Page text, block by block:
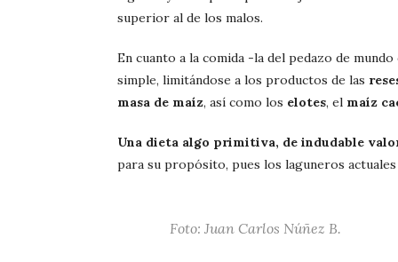
superior al de los malos.
En cuanto a la comida -la del pedazo de
simple, limitándose a los productos de las
masa de maíz, así como los elotes, el maíz
Una dieta algo primitiva, de indudable
para su propósito, pues los laguneros
Foto: Juan Carlos Núñez B.